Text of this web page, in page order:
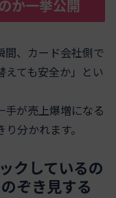
か一挙公開
間、カード会社側で
ても安全か」とい
手が売上爆増になる
分かれます。
クしているの
ぞき見する